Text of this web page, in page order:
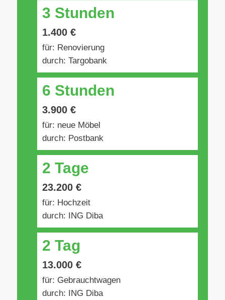
3 Stunden
1.400 €
für: Renovierung
durch: Targobank
6 Stunden
3.900 €
für: neue Möbel
durch: Postbank
2 Tage
23.200 €
für: Hochzeit
durch: ING Diba
2 Tag
13.000 €
für: Gebrauchtwagen
durch: ING Diba